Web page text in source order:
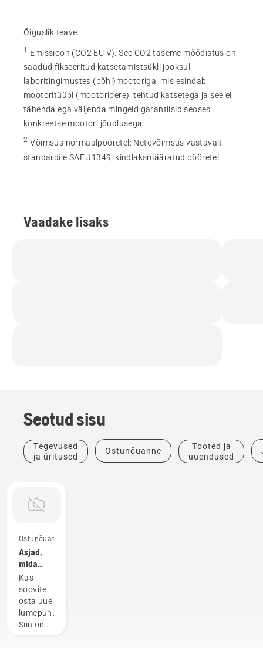
Õiguslik teave
1 Emissioon (CO2 EU V):See CO2 taseme mõõdistus on
saadud fikseeritud katsetamistsükli jooksul
laboritingimustes (põhi)mootoriga, mis esindab
mootoritüüpi (mootoripere), tehtud katsetega ja see ei
tähenda ega väljenda mingeid garantiisid seoses
konkreetse mootori jõudlusega.
2 Võimsus normaalpööretel : Netovõimsus vastavalt
standardile SAE J1349, kindlaksmääratud pööretel
Vaadake lisaks
Seotud sisu
Tegevused
ja üritused
Ostunõuanne
Tooted ja
uuendused
Ostunõuanne
Asjad,
mida
lumepuhuri
ostmisel
meeles
pidada
Kas
soovite
osta uue
lumepuhuri?
Siin on